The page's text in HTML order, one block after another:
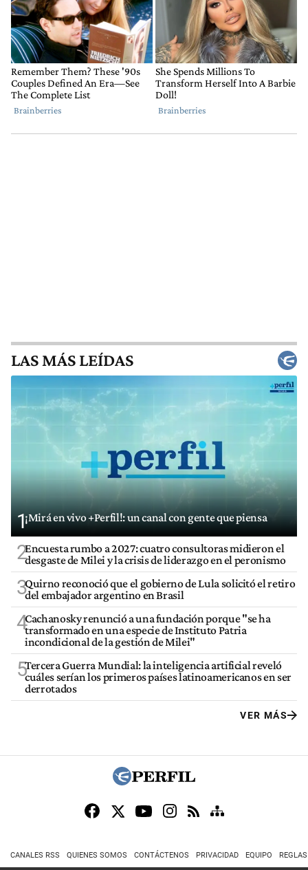
LAS MÁS LEÍDAS
1¡Mirá en vivo +Perfil!: un canal con gente que piensa
2Encuesta rumbo a 2027: cuatro consultoras midieron el
desgaste de Milei y la crisis de liderazgo en el peronismo
3Quirno reconoció que el gobierno de Lula solicitó el retiro
del embajador argentino en Brasil
4Cachanosky renunció a una fundación porque "se ha
transformado en una especie de Instituto Patria
incondicional de la gestión de Milei"
5Tercera Guerra Mundial: la inteligencia artificial reveló
cuáles serían los primeros países latinoamericanos en ser
derrotados
VER MÁS
CANALES RSS QUIENES SOMOS CONTÁCTENOS PRIVACIDAD EQUIPO